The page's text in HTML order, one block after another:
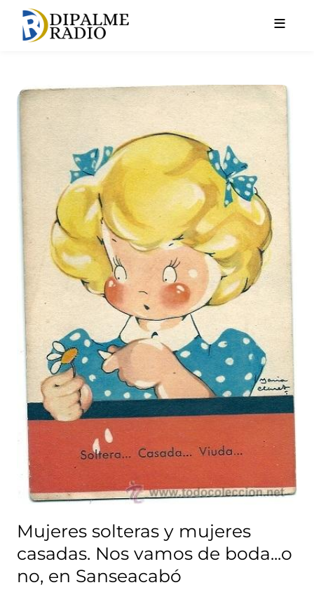
Mujeres solteras y mujeres
Mujeres solteras y mujeres
casadas. Nos vamos de boda...o
no, en Sanseacabó